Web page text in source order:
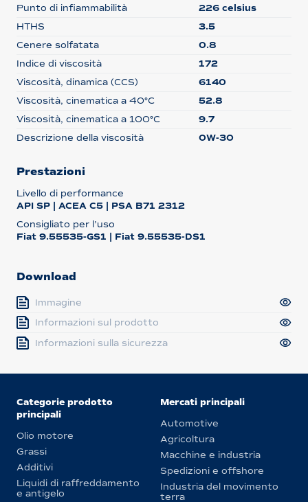
Punto di infiammabilità
226 celsius
HTHS
3.5
Cenere solfatata
0.8
Indice di viscosità
172
Viscosità, dinamica (CCS)
6140
Viscosità, cinematica a 40°C
52.8
Viscosità, cinematica a 100°C
9.7
Descrizione della viscosità
0W-30
Prestazioni
Livello di performance
API SP | ACEA C5 | PSA B71 2312
Consigliato per l’uso
Fiat 9.55535-GS1 | Fiat 9.55535-DS1
Download
Immagine
Informazioni sul prodotto
Informazioni sulla sicurezza
Categorie prodotto
principali
Olio motore
Grassi
Additivi
Liquidi di raffreddamento
e antigelo
Mercati principali
Automotive
Agricoltura
Macchine e industria
Spedizioni e offshore
Industria del movimento
terra